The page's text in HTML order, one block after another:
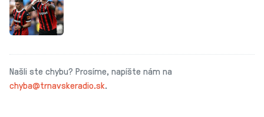
Našli ste chybu? Prosíme, napíšte nám na
chyba@trnavskeradio.sk.